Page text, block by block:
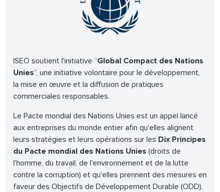
ISEO soutient l'initiative “Global Compact des Nations
Unies”, une initiative volontaire pour le développement,
la mise en œuvre et la diffusion de pratiques
commerciales responsables.
Le Pacte mondial des Nations Unies est un appel lancé
aux entreprises du monde entier afin qu'elles alignent
leurs stratégies et leurs opérations sur les Dix Principes
du Pacte mondial des Nations Unies (droits de
l'homme, du travail, de l'environnement et de la lutte
contre la corruption) et qu'elles prennent des mesures en
faveur des Objectifs de Développement Durable (ODD).